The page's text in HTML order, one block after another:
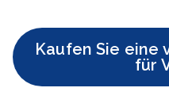
Kaufen Sie eine
für